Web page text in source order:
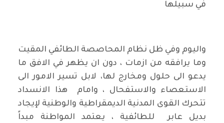
في سبيلها
واليوم وفي ظل نظام المحاصصة الطائفي المقيت
وما يرافقه من ازمات ، دون ان يظهر في الافق ما
يدعو الى حلول ومخارج لها، لابل تسير الامور الى
الاستعصاء والاستفحال ، وامام هذا الانسداد
تتحرك القوى المدنية الديمقراطية والوطنية لإيجاد
بديل عابر للطائفية ، يعتمد المواطنة مبداً